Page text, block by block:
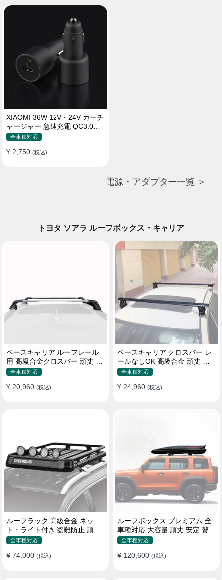
XIAOMI 36W 12V・24V カーチ
ャージャー 急速充電 QC3.0
LEDライト コンパクト 車載充
全車種対応
¥ 2,750 (税込)
電源・アダプター一覧 ＞
トヨタ ソアラ ルーフボックス・キャリア
ベースキャリア ルーフレール
用 高級合金クロスバー 頑丈 ロ
ック付き ベースラックセット
全車種対応
¥ 20,960 (税込)
ベースキャリア クロスバー レ
ールなしOK 高級合金 頑丈 ロ
ック付き ベースラックセット
全車種対応
¥ 24,960 (税込)
ルーフラック 高級合金 ネッ
ト・ライト付き 盗難防止 頑丈
安定 分離式 大容量 ベースキャ
全車種対応
¥ 74,000 (税込)
ルーフボックス プレミアム 全
車種対応 大容量 頑丈 安定 贅沢
使い心地 おしゃれ 多色 車用ラ
全車種対応
¥ 120,600 (税込)